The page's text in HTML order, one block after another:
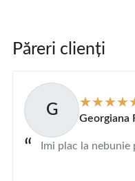
Păreri clienți
G Georgiana
Imi plac la